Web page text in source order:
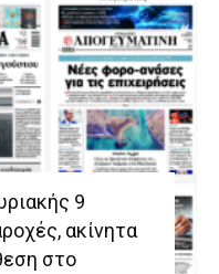
9
ακίνητα
στο